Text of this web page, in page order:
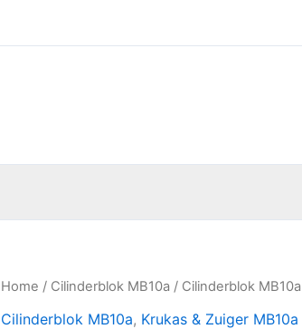
Home / Cilinderblok MB10a / Cilinderblok MB10a
Cilinderblok MB10a, Krukas & Zuiger MB10a
Hoofdlager
set